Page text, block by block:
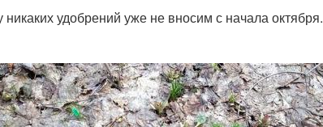
никаких удобрений уже не вносим с начала октября.